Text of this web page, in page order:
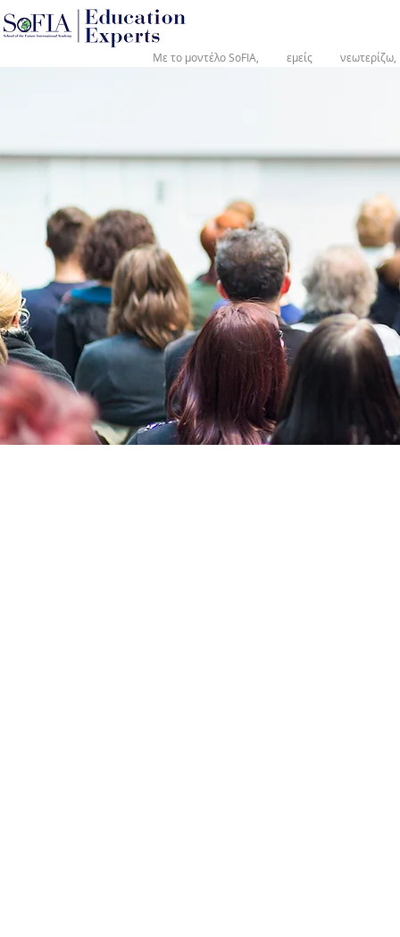
®
Με το μοντέλο SoFIA, εμείς νεωτερίζω,